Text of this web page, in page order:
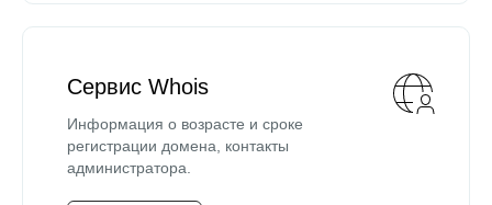
Сервис Whois
Информация о возрасте и сроке
регистрации домена, контакты
администратора.